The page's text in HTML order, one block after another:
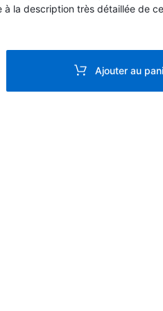
à la description très détaillée de
développés pour ne pas les voir,
vous arriverez à identifier la
vie. Ces masques vous
ou grosseur des gens.
Ajouter au